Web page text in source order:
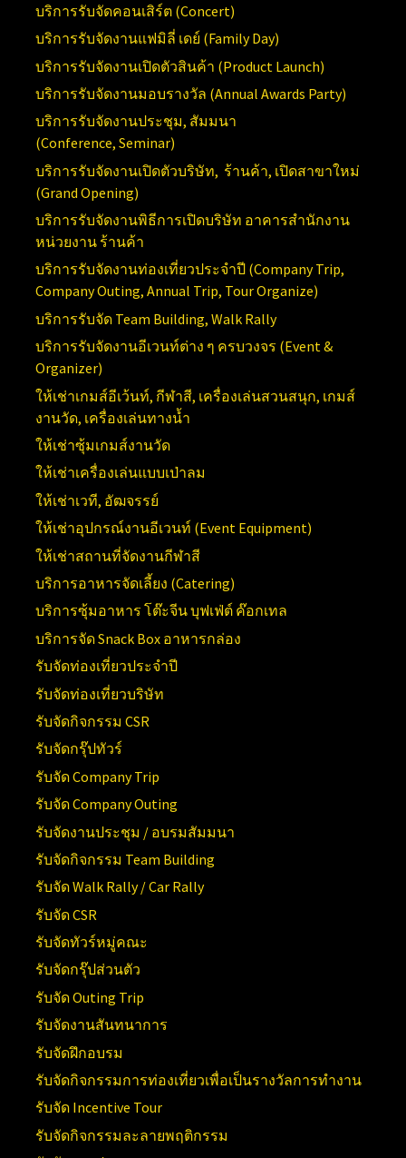
บริการรับจัดคอนเสิร์ต (Concert)
บริการรับจัดงานแฟมิลี่ เดย์ (Family Day)
บริการรับจัดงานเปิดตัวสินค้า (Product Launch)
บริการรับจัดงานมอบรางวัล (AnnualAwards Party)
บริการรับจัดงานประชุม, สัมมนา
(Conference,Seminar)
บริการรับจัดงานเปิดตัวบริษัท, ร้านค้า, เปิดสาขาใหม่
(Grand Opening)
บริการรับจัดงานพิธีการเปิดบริษัท อาคารสำนักงาน
หน่วยงาน ร้านค้า
บริการรับจัดงานท่องเที่ยวประจำปี (Company Trip,
Company Outing, Annual Trip, Tour Organize)
บริการรับจัด Team Building, Walk Rally
บริการรับจัดงานอีเวนท์ต่าง ๆ ครบวงจร (Event &
Organizer)
ให้เช่าเกมส์อีเว้นท์, กีฬาสี, เครื่องเล่นสวนสนุก, เกมส์
งานวัด, เครื่องเล่นทางน้ำ
ให้เช่าซุ้มเกมส์งานวัด
ให้เช่าเครื่องเล่นแบบเป่าลม
ให้เช่าเวที, อัฒจรรย์
ให้เช่าอุปกรณ์งานอีเวนท์ (Event Equipment)
ให้เช่าสถานที่จัดงานกีฬาสี
บริการอาหารจัดเลี้ยง (Catering)
บริการซุ้มอาหาร โต๊ะจีน บุฟเฟ่ต์ ค๊อกเทล
บริการจัด Snack Box อาหารกล่อง
รับจัดท่องเที่ยวประจำปี
รับจัดท่องเที่ยวบริษัท
รับจัดกิจกรรม CSR
รับจัดกรุ๊ปทัวร์
รับจัด Company Trip
รับจัด Company Outing
รับจัดงานประชุม / อบรมสัมมนา
รับจัดกิจกรรม Team Building
รับจัด Walk Rally / Car Rally
รับจัด CSR
รับจัดทัวร์หมู่คณะ
รับจัดกรุ๊ปส่วนตัว
รับจัด Outing Trip
รับจัดงานสันทนาการ
รับจัดฝึกอบรม
รับจัดกิจกรรมการท่องเที่ยวเพื่อเป็นรางวัลการทำงาน
รับจัด Incentive Tour
รับจัดกิจกรรมละลายพฤติกรรม